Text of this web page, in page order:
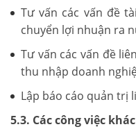
Tư vấn các vấn đề
chuyển lợi nhuận ra
Tư vấn các vấn đề
thu nhập doanh
Lập báo cáo quản trị
5.3. Các công việc khác